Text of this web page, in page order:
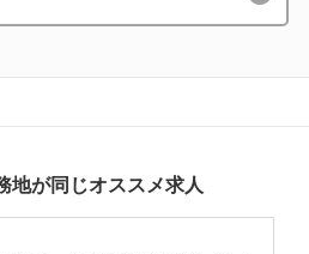
地が同じオススメ求人